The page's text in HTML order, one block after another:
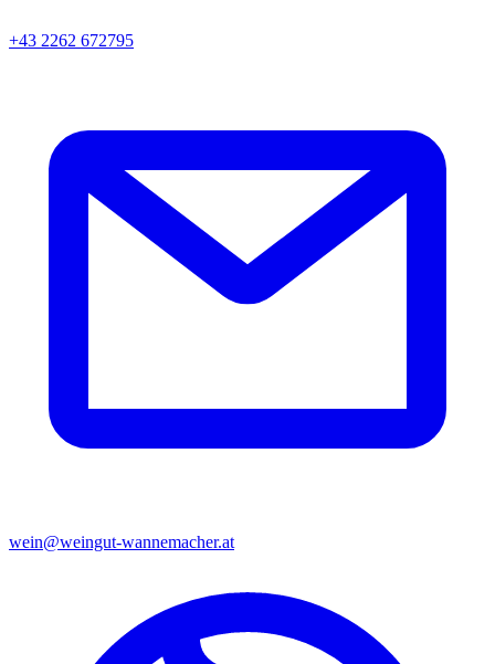
+43 2262 672795
wein@weingut-wannemacher.at